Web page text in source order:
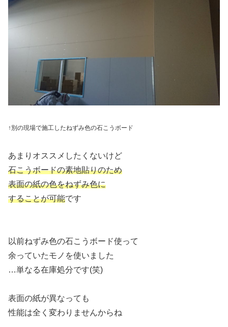
↑別の現場で施工したねずみ色の石こうボード
あまりオススメしたくないけど
石こうボードの素地貼りのため
表面の紙の色をねずみ色に
することが可能です
以前ねずみ色の石こうボード使って
余っていたモノを使いました
…単なる在庫処分です(笑)
表面の紙が異なっても
性能は全く変わりませんからね